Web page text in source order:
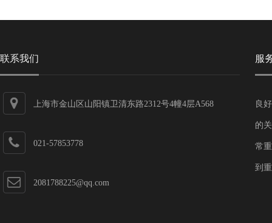
联系我们
上海市金山区山阳镇卫清东路2312号4幢4层A568
021-57853778
2081788225@qq.com
服
良
的
常
到